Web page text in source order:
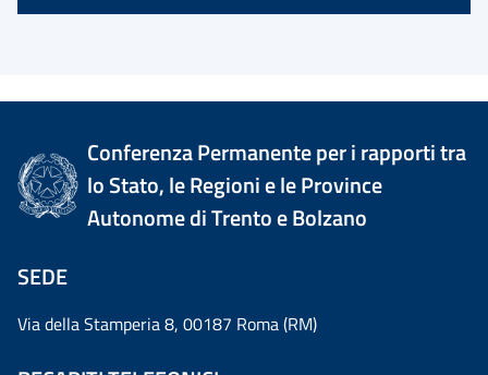
Conferenza Permanente per i rapporti tra
lo Stato, le Regioni e le Province
Autonome di Trento e Bolzano
SEDE
Via della Stamperia 8, 00187 Roma (RM)